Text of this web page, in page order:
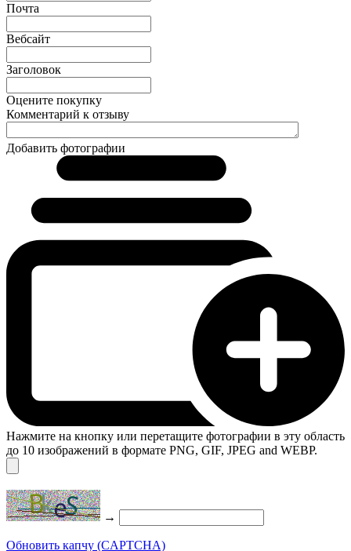
Почта
Вебсайт
Заголовок
Оцените покупку
Комментарий к отзыву
Добавить фотографии
Нажмите на кнопку или перетащите фотографии в эту область
до 10 изображений в формате PNG, GIF, JPEG and WEBP.
→
Обновить капчу (CAPTCHA)